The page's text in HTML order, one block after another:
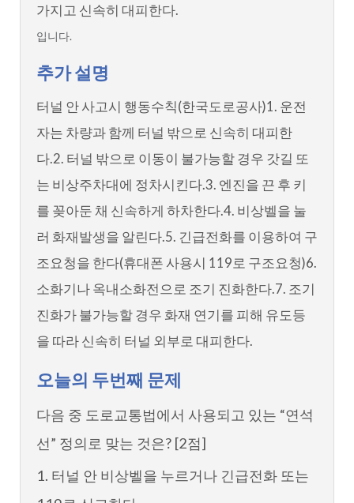
가지고 신속히 대피한다.
입니다.
추가 설명
터널 안 사고시 행동수칙(한국도로공사)1. 운전
자는 차량과 함께 터널 밖으로 신속히 대피한
다.2. 터널 밖으로 이동이 불가능할 경우 갓길 또
는 비상주차대에 정차시킨다.3. 엔진을 끈 후 키
를 꽂아둔 채 신속하게 하차한다.4. 비상벨을 눌
러 화재발생을 알린다.5. 긴급전화를 이용하여 구
조요청을 한다(휴대폰 사용시 119로 구조요청)6.
소화기나 옥내소화전으로 조기 진화한다.7. 조기
진화가 불가능할 경우 화재 연기를 피해 유도등
을 따라 신속히 터널 외부로 대피한다.
오늘의 두번째 문제
다음 중 도로교통법에서 사용되고 있는 “연석
선” 정의로 맞는 것은? [2점]
1. 터널 안 비상벨을 누르거나 긴급전화 또는